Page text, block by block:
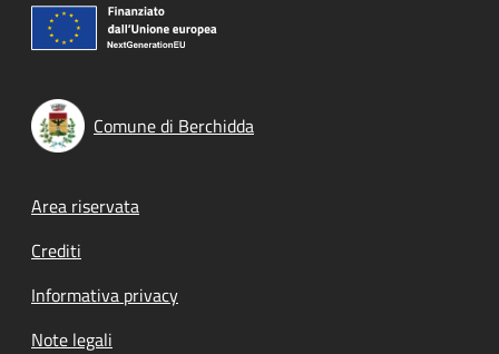
Comune di Berchidda
Footer menu
Area riservata
Crediti
Informativa privacy
Note legali